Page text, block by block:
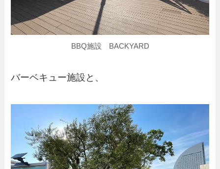
BBQ施設 BACKYARD
バーベキュー施設と、